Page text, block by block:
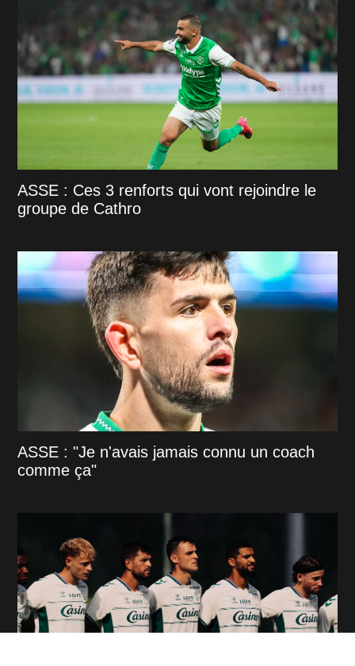
ASSE : Ces 3 renforts qui vont rejoindre le
groupe de Cathro
ASSE : "Je n'avais jamais connu un coach
comme ça"